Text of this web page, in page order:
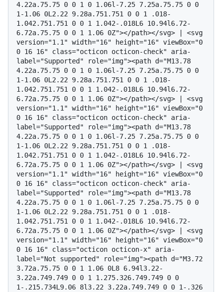
4.22a.75.75 0 0 1 0 1.06l-7.25 7.25a.75.75 0 0
1-1.06 0L2.22 9.28a.751.751 0 0 1 .018-
1.042.751.751 0 0 1 1.042-.018L6 10.94l6.72-
6.72a.75.75 0 0 1 1.06 0Z"></path></svg> | <svg
version="1.1" width="16" height="16" viewBox="0
0 16 16" class="octicon octicon-check" aria-
label="Supported" role="img"><path d="M13.78
4.22a.75.75 0 0 1 0 1.06l-7.25 7.25a.75.75 0 0
1-1.06 0L2.22 9.28a.751.751 0 0 1 .018-
1.042.751.751 0 0 1 1.042-.018L6 10.94l6.72-
6.72a.75.75 0 0 1 1.06 0Z"></path></svg> | <svg
version="1.1" width="16" height="16" viewBox="0
0 16 16" class="octicon octicon-check" aria-
label="Supported" role="img"><path d="M13.78
4.22a.75.75 0 0 1 0 1.06l-7.25 7.25a.75.75 0 0
1-1.06 0L2.22 9.28a.751.751 0 0 1 .018-
1.042.751.751 0 0 1 1.042-.018L6 10.94l6.72-
6.72a.75.75 0 0 1 1.06 0Z"></path></svg> | <svg
version="1.1" width="16" height="16" viewBox="0
0 16 16" class="octicon octicon-check" aria-
label="Supported" role="img"><path d="M13.78
4.22a.75.75 0 0 1 0 1.06l-7.25 7.25a.75.75 0 0
1-1.06 0L2.22 9.28a.751.751 0 0 1 .018-
1.042.751.751 0 0 1 1.042-.018L6 10.94l6.72-
6.72a.75.75 0 0 1 1.06 0Z"></path></svg> | <svg
version="1.1" width="16" height="16" viewBox="0
0 16 16" class="octicon octicon-x" aria-
label="Not supported" role="img"><path d="M3.72
3.72a.75.75 0 0 1 1.06 0L8 6.94l3.22-
3.22a.749.749 0 0 1 1.275.326.749.749 0 0
1-.215.734L9.06 8l3.22 3.22a.749.749 0 0 1-.326